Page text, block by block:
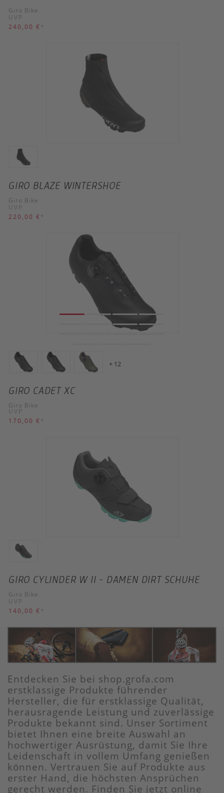
Giro Bike
UVP
240,00 € *
GIRO BLAZE WINTERSHOE
Giro Bike
UVP
220,00 € *
+ 12
GIRO CADET XC
Giro Bike
UVP
170,00 € *
GIRO CYLINDER W II - DAMEN DIRT SCHUHE
Giro Bike
UVP
140,00 € *
Entdecken Sie bei shop.grofa.com
erstklassige Produkte führender
Hersteller, die für erstklassige Qualität,
herausragende Leistung und zuverlässige
Produkte bekannt sind. Unser Sortiment
bietet Ihnen eine breite Auswahl an
hochwertiger Ausrüstung, damit Sie Ihre
Leidenschaft in vollem Umfang genießen
können. Vertrauen Sie auf Produkte aus
erster Hand, die höchsten Ansprüchen
gerecht werden. Finden Sie jetzt online